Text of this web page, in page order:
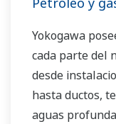
Yokogawa
cada parte del
desde
hasta ductos,
aguas